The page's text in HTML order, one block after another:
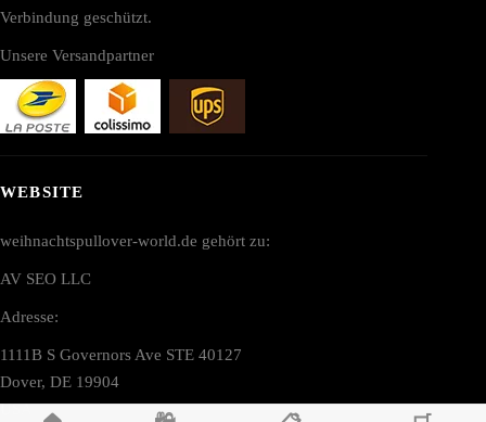
Verbindung geschützt.
Unsere Versandpartner
WEBSITE
weihnachtspullover-world.de gehört zu:
AV SEO LLC
Adresse:
1111B S Governors Ave STE 40127
Dover, DE 19904
USA